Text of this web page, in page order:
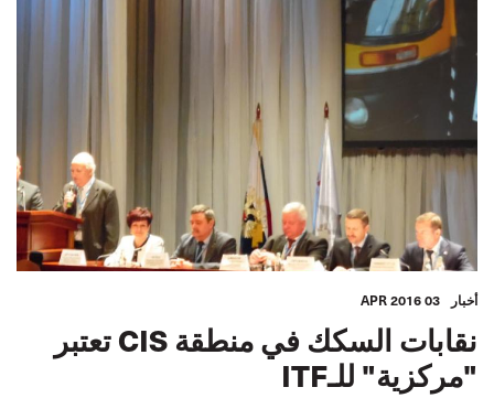
أخبار 03 APR 2016
نقابات السكك في منطقة CIS تعتبر
"مركزية" للـITF